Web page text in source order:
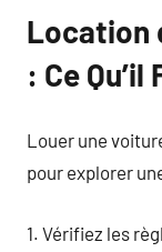
Location
: Ce
Louer une
pour explorer
1. Vérifiez les